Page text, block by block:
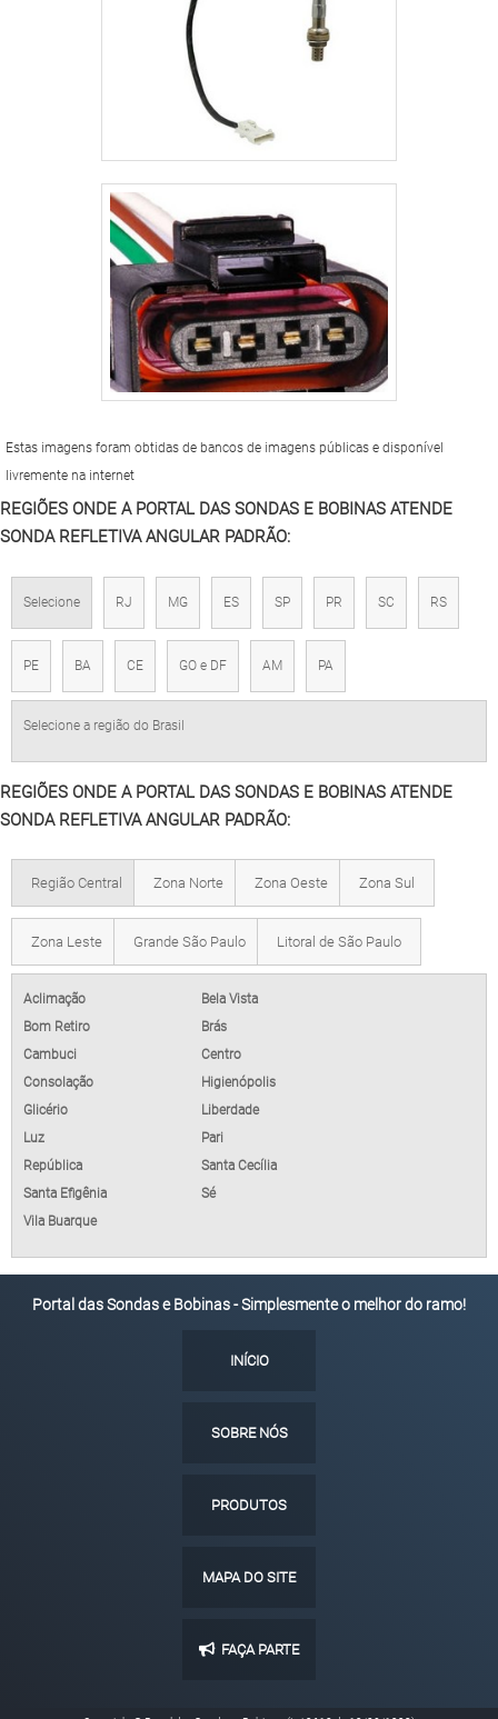
Estas imagens foram obtidas de bancos de imagens públicas e disponível
livremente na internet
REGIÕES ONDE A PORTAL DAS SONDAS E BOBINAS ATENDE
SONDA REFLETIVA ANGULAR PADRÃO:
Selecione RJ MG ES SP PR SC RS
PE BA CE GO e DF AM PA
Selecione a região do Brasil
REGIÕES ONDE A PORTAL DAS SONDAS E BOBINAS ATENDE
SONDA REFLETIVA ANGULAR PADRÃO:
Região Central Zona Norte Zona Oeste Zona Sul
Zona Leste Grande São Paulo Litoral de São Paulo
Aclimação
Bela Vista
Bom Retiro
Brás
Cambuci
Centro
Consolação
Higienópolis
Glicério
Liberdade
Luz
Pari
República
Santa Cecília
Santa Efigênia
Sé
Vila Buarque
Portal das Sondas e Bobinas - Simplesmente o melhor do ramo!
INÍCIO
SOBRE NÓS
PRODUTOS
MAPA DO SITE
FAÇA PARTE